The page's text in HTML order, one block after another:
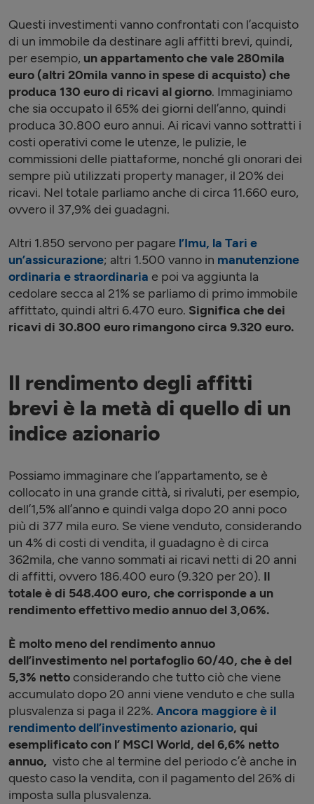
Questi investimenti vanno confrontati con l’acquisto
di un immobile da destinare agli affitti brevi, quindi,
per esempio, un appartamento che vale 280mila
euro (altri 20mila vanno in spese di acquisto) che
produca 130 euro di ricavi al giorno. Immaginiamo
che sia occupato il 65% dei giorni dell’anno, quindi
produca 30.800 euro annui. Ai ricavi vanno sottratti i
costi operativi come le utenze, le pulizie, le
commissioni delle piattaforme, nonché gli onorari dei
sempre più utilizzati property manager, il 20% dei
ricavi. Nel totale parliamo anche di circa 11.660 euro,
ovvero il 37,9% dei guadagni.
Altri 1.850 servono per pagare l’Imu, la Tari e
un’assicurazione; altri 1.500 vanno in manutenzione
ordinaria e straordinaria e poi va aggiunta la
cedolare secca al 21% se parliamo di primo immobile
affittato, quindi altri 6.470 euro. Significa che dei
ricavi di 30.800 euro rimangono circa 9.320 euro.
Il rendimento degli affitti
brevi è la metà di quello di un
indice azionario
Possiamo immaginare che l’appartamento, se è
collocato in una grande città, si rivaluti, per esempio,
dell’1,5% all’anno e quindi valga dopo 20 anni poco
più di 377 mila euro. Se viene venduto, considerando
un 4% di costi di vendita, il guadagno è di circa
362mila, che vanno sommati ai ricavi netti di 20 anni
di affitti, ovvero 186.400 euro (9.320 per 20). Il
totale è di 548.400 euro, che corrisponde a un
rendimento effettivo medio annuo del 3,06%.
È molto meno del rendimento annuo
dell’investimento nel portafoglio 60/40, che è del
5,3% nettoconsiderando che tutto ciò che viene
accumulato dopo 20 anni viene venduto e che sulla
plusvalenza si paga il 22%. Ancora maggiore è il
rendimento dell’investimento azionario, qui
esemplificato con l’ MSCI World, del 6,6% netto
annuo, visto che al termine del periodo c’è anche in
questo caso la vendita, con il pagamento del 26% di
imposta sulla plusvalenza.